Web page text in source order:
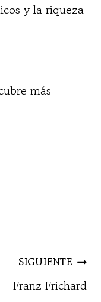
y la riqueza
más
SIGUIENTE
Franz Frichard